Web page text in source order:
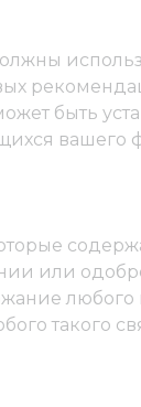
быть
вашего
или
такого